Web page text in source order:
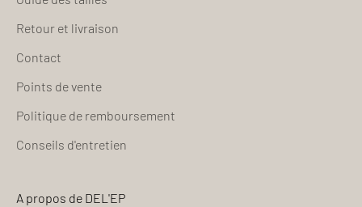
Retour et livraison
Contact
Points de vente
Politique de remboursement
Conseils d'entretien
A propos de DEL'EP